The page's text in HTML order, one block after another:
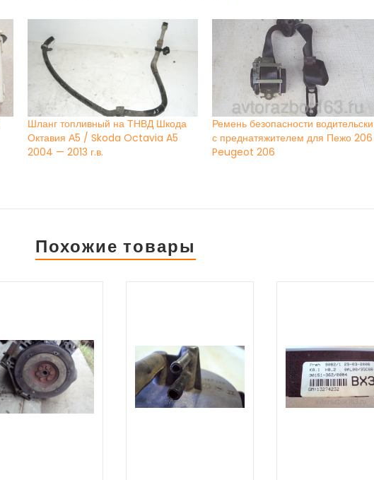
Шланг топливный на ТНВД Шкода
Октавия А5 / Skoda Octavia A5
2004 — 2013 г.в.
Ремень безопасности
с преднатяжителем для Пежо
Peugeot 206
Похожие товары